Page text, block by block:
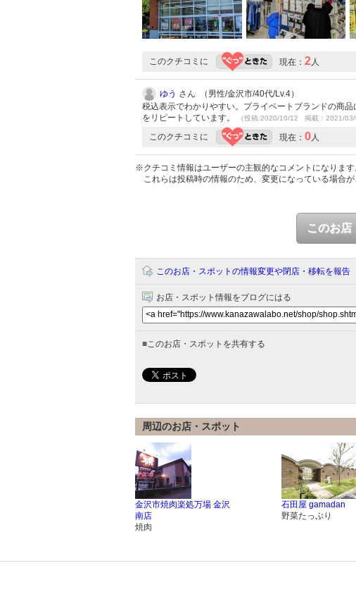
このクチコミに 現在： 2 人
ゆう さん （男性/金沢市/40代/Lv.4）
税込表示でわかりやすい。プライベートブランドの商
をリピートしています。
（投稿:2020/10/12 掲載：2021/03/
このクチコミに 現在： 0 人
※クチコミ情報はユーザーの主観的なコメントになります
これらは投稿時の情報のため、変更になっている場合
このお店
このお店・スポットの情報変更や閉店・移転を報告
お店・スポット情報をブログにはる
■ このお店・スポットを共有する
周辺のお店・スポット
金沢市焼肉楽処万場 金沢
南店
焼肉
石田屋 gamadan
野菜たっぷり